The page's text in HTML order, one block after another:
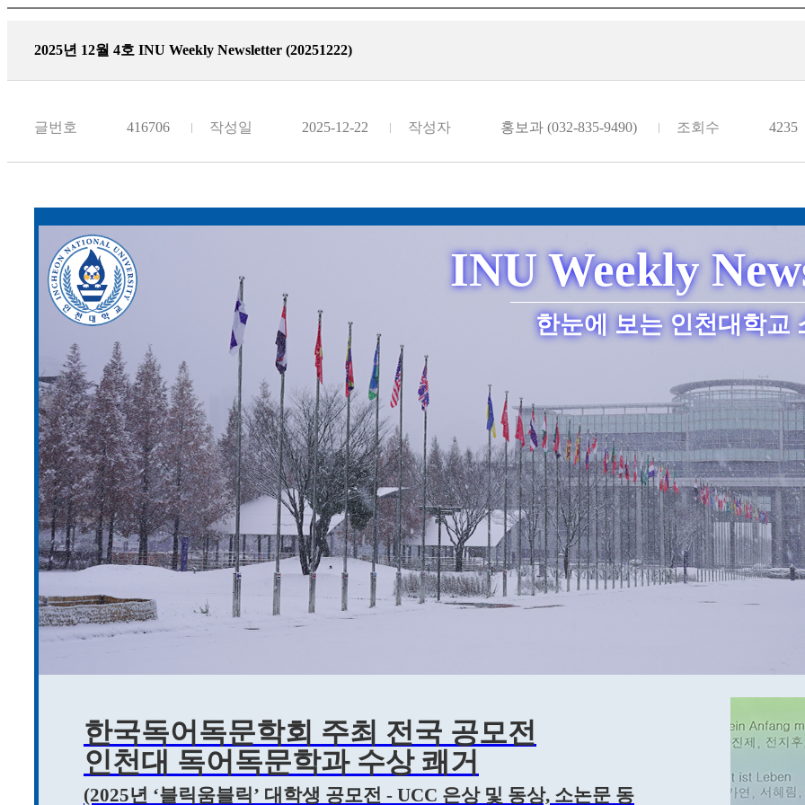
2025년 12월 4호 INU Weekly Newsletter (20251222)
글번호 416706 작성일 2025-12-22 작성자 홍보과 (032-835-9490) 조회수 4235
INU Weekly
한눈에 보는 인천대학교
한국독어독문학회 주최 전국 공모전
인천대 독어독문학과 수상 쾌거
(2025년 ‘블릭움블릭’ 대학생 공모전 - UCC 은상 및 동상, 소논문 동